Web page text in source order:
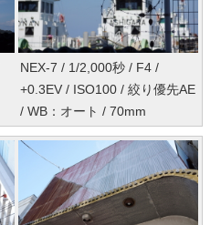
NEX-7 / 1/2,000秒 / F4 /
+0.3EV / ISO100 / 絞り優先AE
/ WB：オート / 70mm